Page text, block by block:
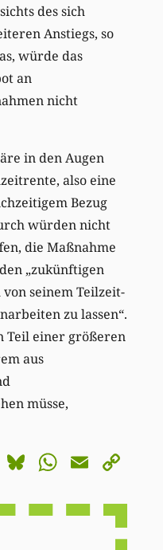
des sich
Anstiegs, so
würde das
an
nicht
in den Augen
also eine
Bezug
würden nicht
die Maßnahme
„zukünftigen
seinem Teilzeit-
zu lassen“.
Teil einer größeren
aus
müsse,
Facebook
BlueskyEmail